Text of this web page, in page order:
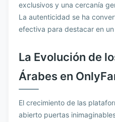
exclusivos y una cercanía
La autenticidad se ha
efectiva para destacar en
La Evolución de
Árabes en
El crecimiento de las
abierto puertas